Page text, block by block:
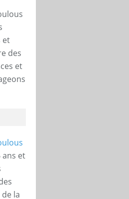
et
des
et
ans et
la